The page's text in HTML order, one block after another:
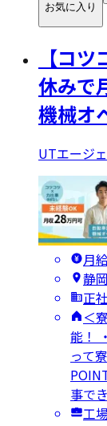
お気に入り
【コ
休みで
機械オ
UTエージ
月
静
正
＜
能！
って
事で
工